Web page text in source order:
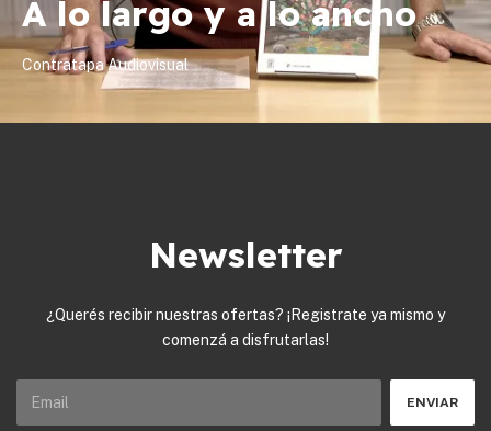
A lo largo y a lo ancho
Contratapa Audiovisual
Newsletter
¿Querés recibir nuestras ofertas? ¡Registrate ya mismo y
comenzá a disfrutarlas!